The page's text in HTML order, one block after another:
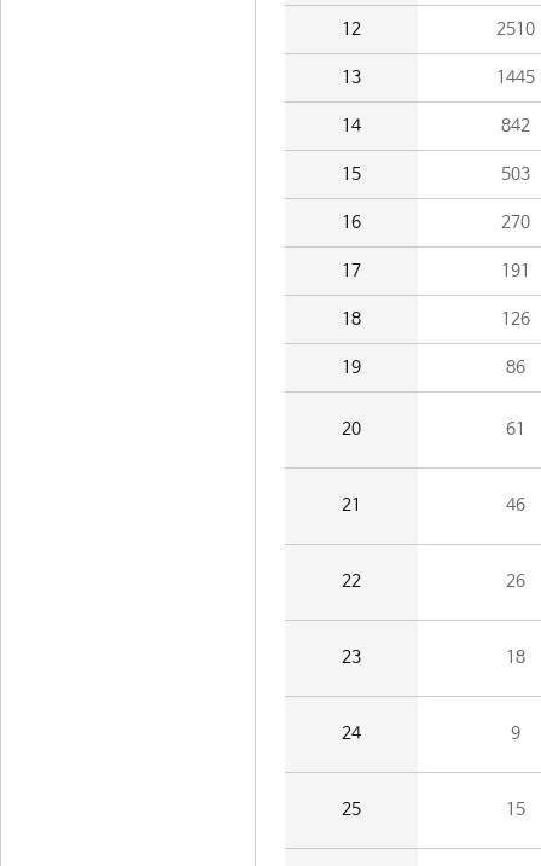
12 2510
13 1445
14 842
15 503
16 270
17 191
18 126
19 86
20 61
21 46
22 26
23 18
24 9
25 15